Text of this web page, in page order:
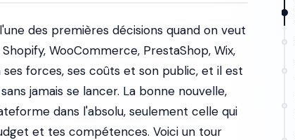
des premières décisions quand on veut
WooCommerce, PrestaShop, Wix,
forces, ses coûts et son public, et il est
jamais se lancer. La bonne nouvelle,
dans l'absolu, seulement celle qui
et tes compétences. Voici un tour